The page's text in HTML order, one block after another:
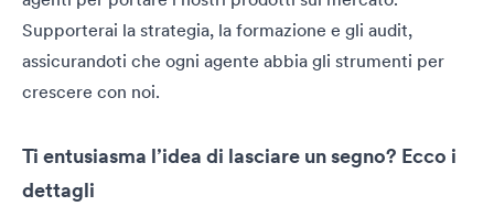
Supporterai la strategia, la formazione e gli audit,
assicurandoti che ogni agente abbia gli strumenti per
crescere con noi.
Ti entusiasma l’idea di lasciare un segno? Ecco i
dettagli